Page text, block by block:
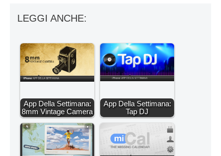
LEGGI ANCHE:
App Della Settimana:
8mm Vintage Camera
App Della Settimana:
Tap DJ